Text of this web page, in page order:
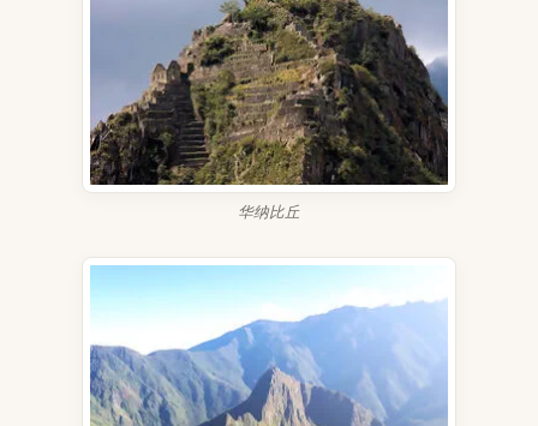
华纳比丘